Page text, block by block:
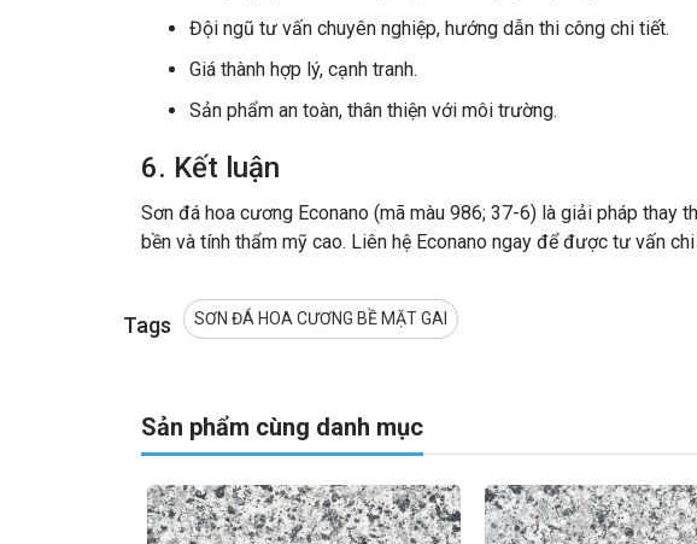
Đội ngũ tư vấn chuyên nghiệp, hướng dẫn thi công chi tiết.
Giá thành hợp lý, cạnh tranh.
Sản phẩm an toàn, thân thiện với môi trường.
6. Kết luận
Sơn đá hoa cương Econano (mã màu 986; 37-6) là giải pháp thay
bền và tính thẩm mỹ cao. Liên hệ Econano ngay để được tư vấn
Tags SƠN ĐÁ HOA CƯƠNG BỀ MẶT GAI
Sản phẩm cùng danh mục